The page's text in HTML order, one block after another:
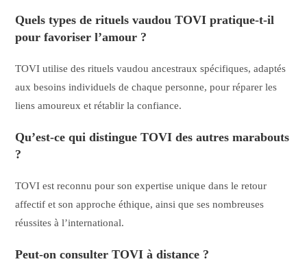
Quels types de rituels vaudou TOVI pratique-t-il
pour favoriser l’amour ?
TOVI utilise des rituels vaudou ancestraux spécifiques, adaptés
aux besoins individuels de chaque personne, pour réparer les
liens amoureux et rétablir la confiance.
Qu’est-ce qui distingue TOVI des autres marabouts
?
TOVI est reconnu pour son expertise unique dans le retour
affectif et son approche éthique, ainsi que ses nombreuses
réussites à l’international.
Peut-on consulter TOVI à distance ?